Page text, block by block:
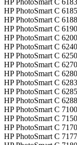
HP PhotoSmart C 6185
HP PhotoSmart C 6188
HP PhotoSmart C 6190
HP PhotoSmart C
HP PhotoSmart C 6240
HP PhotoSmart C 6250
HP PhotoSmart C 6270
HP PhotoSmart C 6280
HP PhotoSmart C 6283
HP PhotoSmart C 6285
HP PhotoSmart C 6288
HP PhotoSmart C
HP PhotoSmart C 7150
HP PhotoSmart C 7170
HP PhotoSmart C 7177